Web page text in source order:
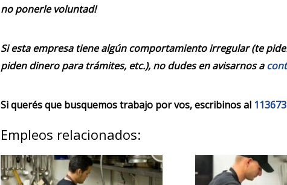
no ponerle voluntad!
Si esta empresa tiene algún comportamiento irregular (te
piden dinero para trámites, etc.), no dudes en avisarnos a
Si querés que busquemos trabajo por vos, escribinos al
Empleos relacionados: